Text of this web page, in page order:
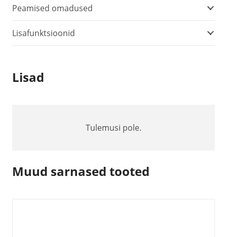
kogus
Peamised omadused
Lisafunktsioonid
Lisad
Tulemusi pole.
Muud sarnased tooted